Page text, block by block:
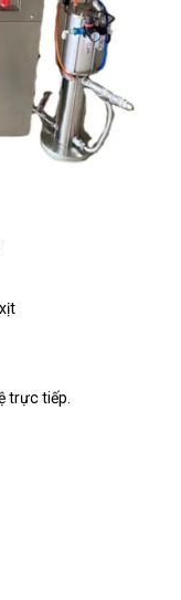
trực tiếp.